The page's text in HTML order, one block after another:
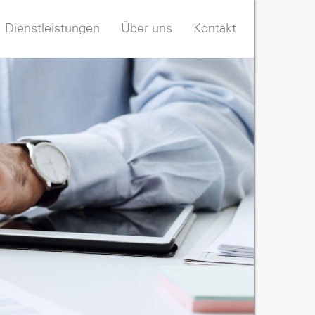
Dienstleistungen Über uns Kontakt